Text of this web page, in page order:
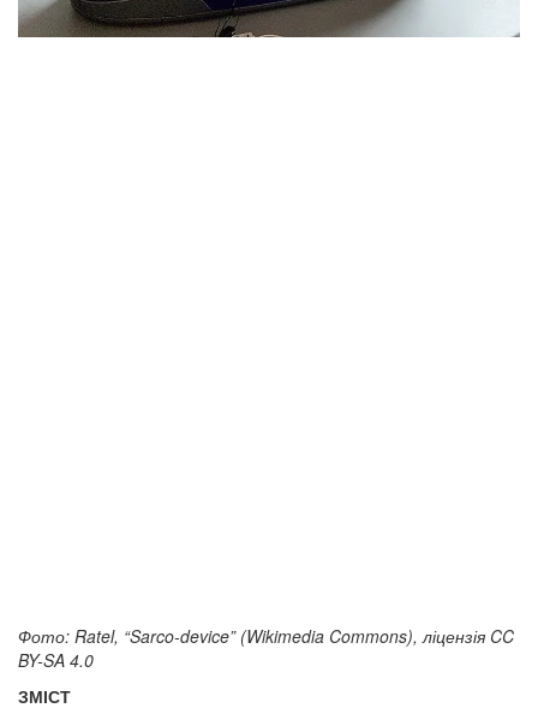
Фото: Ratel, “Sarco-device” (Wikimedia Commons), ліцензія CC
BY-SA 4.0
ЗМІСТ